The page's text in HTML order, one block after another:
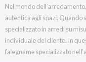
Nel mondo
autentica agli spazi. Quando
specializzato in arredi su
individuale del cliente. In
falegname specializzato